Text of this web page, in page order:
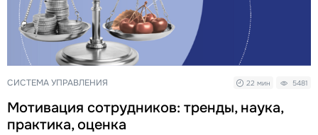
СИСТЕМА УПРАВЛЕНИЯ 22 мин 5481
Мотивация сотрудников: тренды, наука,
практика, оценка